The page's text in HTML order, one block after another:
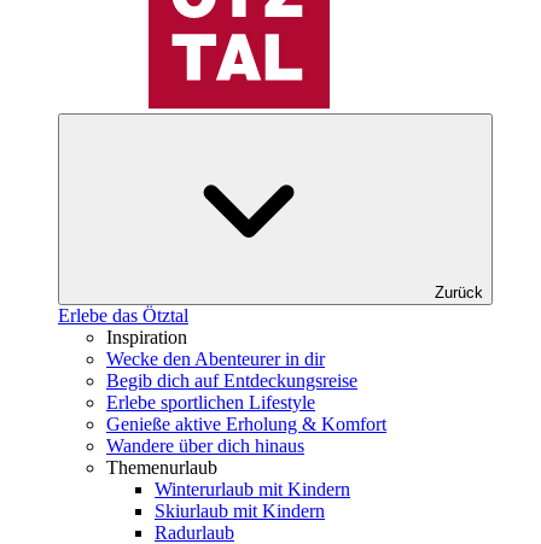
Zurück
Erlebe das Ötztal
Inspiration
Wecke den Abenteurer in dir
Begib dich auf Entdeckungsreise
Erlebe sportlichen Lifestyle
Genieße aktive Erholung & Komfort
Wandere über dich hinaus
Themenurlaub
Winterurlaub mit Kindern
Skiurlaub mit Kindern
Radurlaub